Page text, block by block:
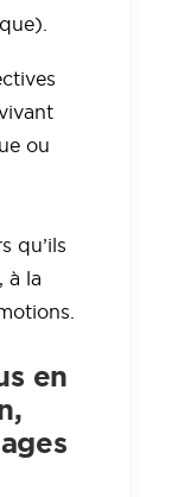
ou
qu’ils
à la
en